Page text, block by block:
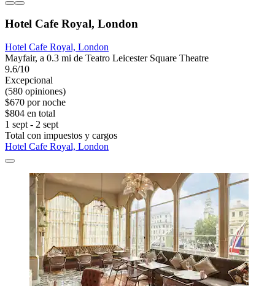
Hotel Cafe Royal, London
Hotel Cafe Royal, London
Mayfair, a 0.3 mi de Teatro Leicester Square Theatre
9.6/10
Excepcional
(580 opiniones)
$670 por noche
$804 en total
1 sept - 2 sept
Total con impuestos y cargos
Hotel Cafe Royal, London